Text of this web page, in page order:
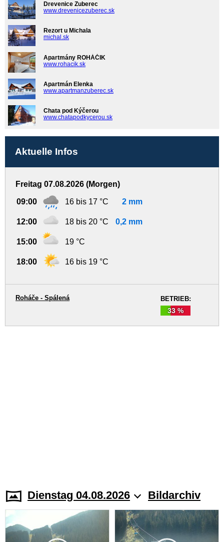
Drevenice Zuberec
www.drevenicezuberec.sk
Rezort u Michala
michal.sk
Apartmány ROHÁČIK
www.rohacik.sk
Apartmán Elenka
www.apartmanzuberec.sk
Chata pod Kýčerou
www.chatapodkycerou.sk
Aktuelle Infos
Freitag 07.08.2026 (Morgen)
09:00 16 bis 17 °C 2 mm
12:00 18 bis 20 °C 0,2 mm
15:00 19 °C
18:00 16 bis 19 °C
BETRIEB:
33 %
Roháče - Spálená
Dienstag 04.08.2026 Bildarchiv